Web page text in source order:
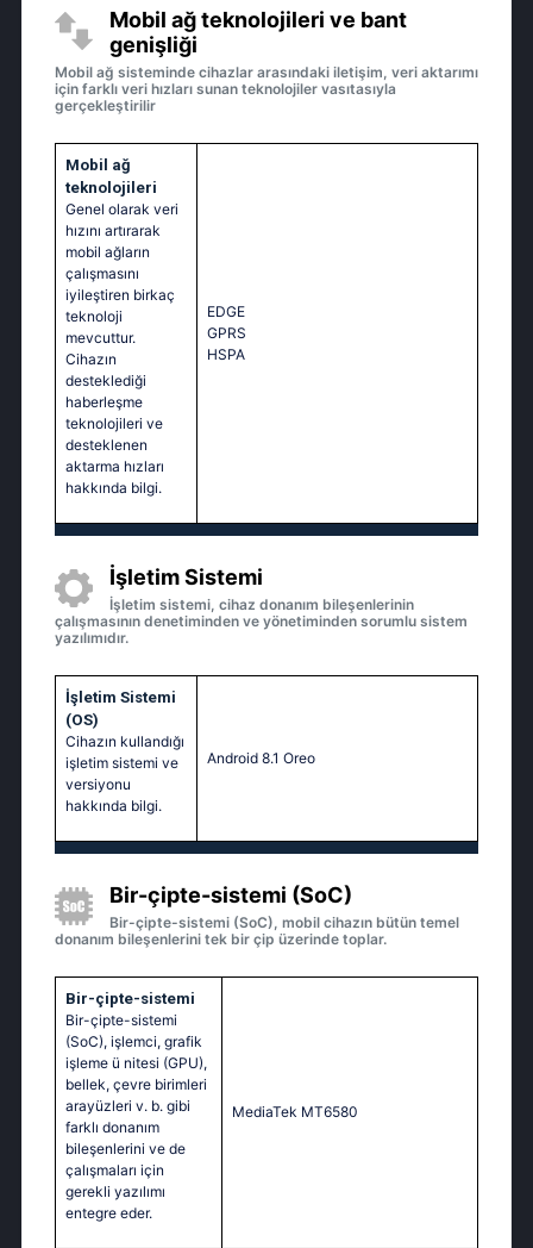
Mobil ağ teknolojileri ve bant
genişliği
Mobil ağ sisteminde cihazlar arasındaki iletişim, veri aktarımı
için farklı veri hızları sunan teknolojiler vasıtasıyla
gerçekleştirilir
Mobil ağ
teknolojileri
Genel olarak veri
hızını artırarak
mobil ağların
çalışmasını
iyileştiren birkaç
teknoloji
mevcuttur.
Cihazın
desteklediği
haberleşme
teknolojileri ve
desteklenen
aktarma hızları
hakkında bilgi.
EDGE
GPRS
HSPA
İşletim Sistemi
İşletim sistemi, cihaz donanım bileşenlerinin
çalışmasının denetiminden ve yönetiminden sorumlu sistem
yazılımıdır.
İşletim Sistemi
(OS)
Cihazın kullandığı
işletim sistemi ve
versiyonu
hakkında bilgi.
Android 8.1 Oreo
Bir-çipte-sistemi (SoC)
Bir-çipte-sistemi (SoC), mobil cihazın bütün temel
donanım bileşenlerini tek bir çip üzerinde toplar.
Bir-çipte-sistemi
Bir-çipte-sistemi
(SoC), işlemci, grafik
işleme ü nitesi (GPU),
bellek, çevre birimleri
arayüzleri v. b. gibi
farklı donanım
bileşenlerini ve de
çalışmaları için
gerekli yazılımı
entegre eder.
MediaTek MT6580